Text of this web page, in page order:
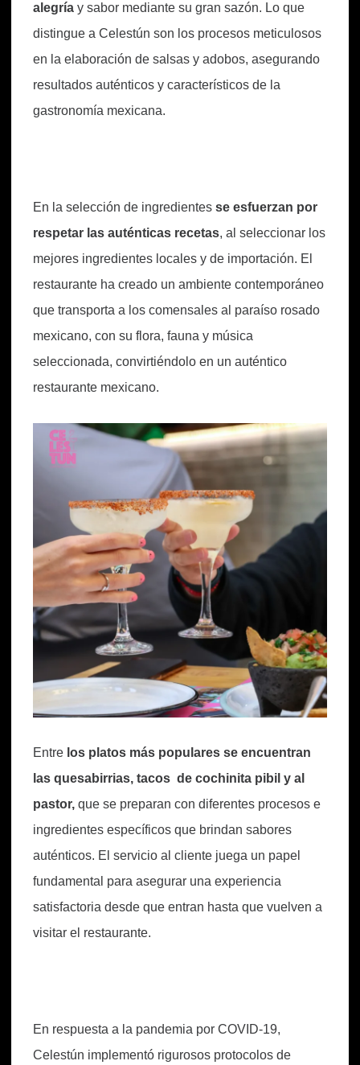
alegría y sabor mediante su gran sazón. Lo que
distingue a Celestún son los procesos meticulosos
en la elaboración de salsas y adobos, asegurando
resultados auténticos y característicos de la
gastronomía mexicana.
En la selección de ingredientes se esfuerzan por
respetar las auténticas recetas, al seleccionar los
mejores ingredientes locales y de importación. El
restaurante ha creado un ambiente contemporáneo
que transporta a los comensales al paraíso rosado
mexicano, con su flora, fauna y música
seleccionada, convirtiéndolo en un auténtico
restaurante mexicano.
Entre los platos más populares se encuentran
las quesabirrias, tacos de cochinita pibil y al
pastor, que se preparan con diferentes procesos e
ingredientes específicos que brindan sabores
auténticos. El servicio al cliente juega un papel
fundamental para asegurar una experiencia
satisfactoria desde que entran hasta que vuelven a
visitar el restaurante.
En respuesta a la pandemia por COVID-19,
Celestún implementó rigurosos protocolos de